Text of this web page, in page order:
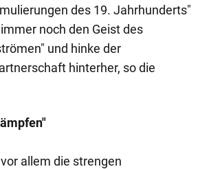
des 19. Jahrhunderts"
noch den Geist des
und hinke der
hinterher, so die
allem die strengen